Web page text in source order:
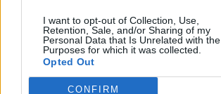
I want to opt-out of Collection, Use,
Retention, Sale, and/or Sharing of my
Personal Data that Is Unrelated with the
Purposes for which it was collected.
Opted Out
CONFIRM